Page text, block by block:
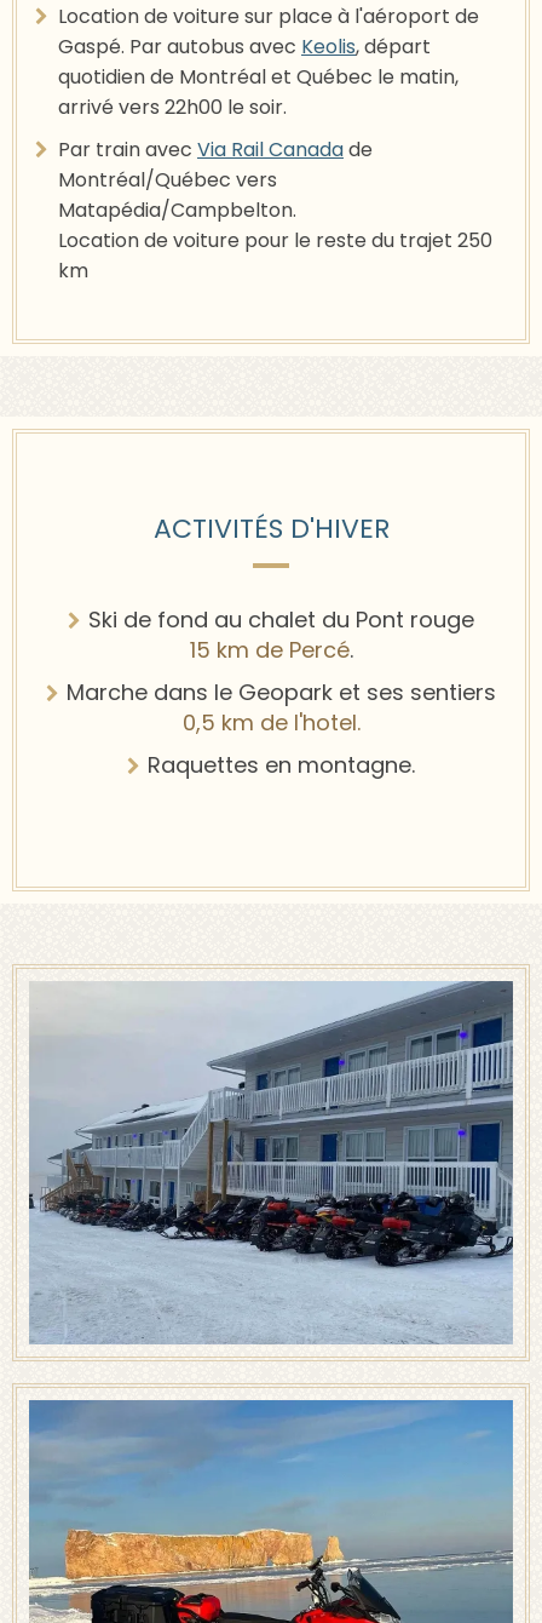
Location de voiture sur place à l'aéroport de
Gaspé. Par autobus avec Keolis, départ
quotidien de Montréal et Québec le matin,
arrivé vers 22h00 le soir.
Par train avec Via Rail Canadade
Montréal/Québec vers
Matapédia/Campbelton.
Location de voiture pour le reste du trajet 250
km
ACTIVITÉS D'HIVER
Ski de fond au chalet du Pont rouge
15 km de Percé.
Marche dans le Geopark et ses sentiers
0,5 km de l'hotel.
Raquettes en montagne.